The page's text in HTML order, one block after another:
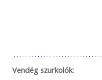
Vendég szurkolók: